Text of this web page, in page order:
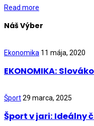
Read more
Náš Výber
Ekonomika 11 mája, 2020
EKONOMIKA:
Šport29 marca, 2025
Šport v jari: Ideálny